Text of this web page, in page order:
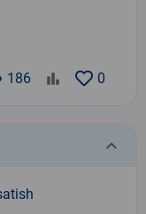
0
186
keyboard_arrow_down